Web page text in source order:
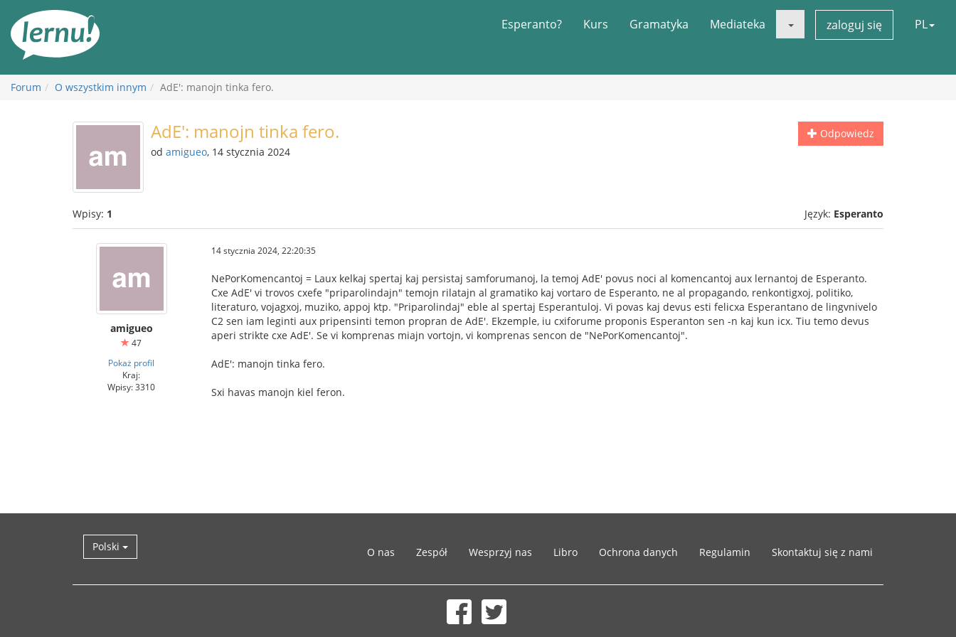
Esperanto? Kurs Gramatyka Mediateka zaloguj się PL
Forum O wszystkim innym AdE': manojn tinka fero.
Odpowiedz
AdE': manojn tinka fero.
od amigueo, 14 stycznia 2024
Wpisy: 1 Język: Esperanto
amigueo
47
Pokaż profil
Kraj:
Wpisy: 3310
14 stycznia 2024, 22:20:35
NePorKomencantoj = Laux kelkaj spertaj kaj persistaj samforumanoj, la temoj AdE' povus noci al komencantoj aux lernantoj de Esperanto.
Cxe AdE' vi trovos cxefe "priparolindajn" temojn rilatajn al gramatiko kaj vortaro de Esperanto, ne al propagando, renkontigxoj, politiko,
literaturo, vojagxoj, muziko, appoj ktp. "Priparolindaj" eble al spertaj Esperantuloj. Vi povas kaj devus esti felicxa Esperantano de lingvnivelo
C2 sen iam leginti aux pripensinti temon propran de AdE'. Ekzemple, iu cxiforume proponis Esperanton sen -n kaj kun icx. Tiu temo devus
aperi strikte cxe AdE'. Se vi komprenas miajn vortojn, vi komprenas sencon de "NePorKomencantoj".
AdE': manojn tinka fero.
Sxi havas manojn kiel feron.
Polski O nas Zespół Wesprzyj nas Libro Ochrona danych Regulamin Skontaktuj się z nami